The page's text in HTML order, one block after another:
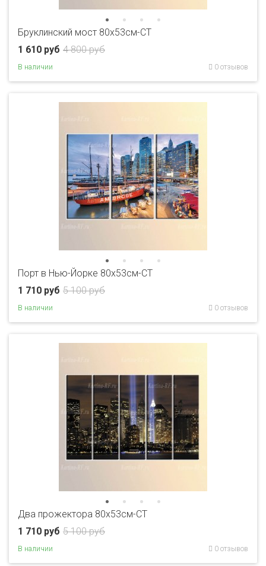
Бруклинский мост 80x53см-CT
4 800 руб
1 610 руб
В наличии 0 отзывов
Порт в Нью-Йорке 80x53см-CT
5 100 руб
1 710 руб
В наличии 0 отзывов
Два прожектора 80x53см-CT
5 100 руб
1 710 руб
В наличии 0 отзывов